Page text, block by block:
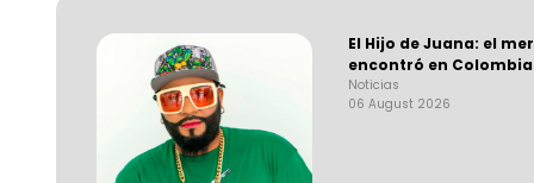
El Hijo de Juana: el
encontró en
Noticias
06 August 2026